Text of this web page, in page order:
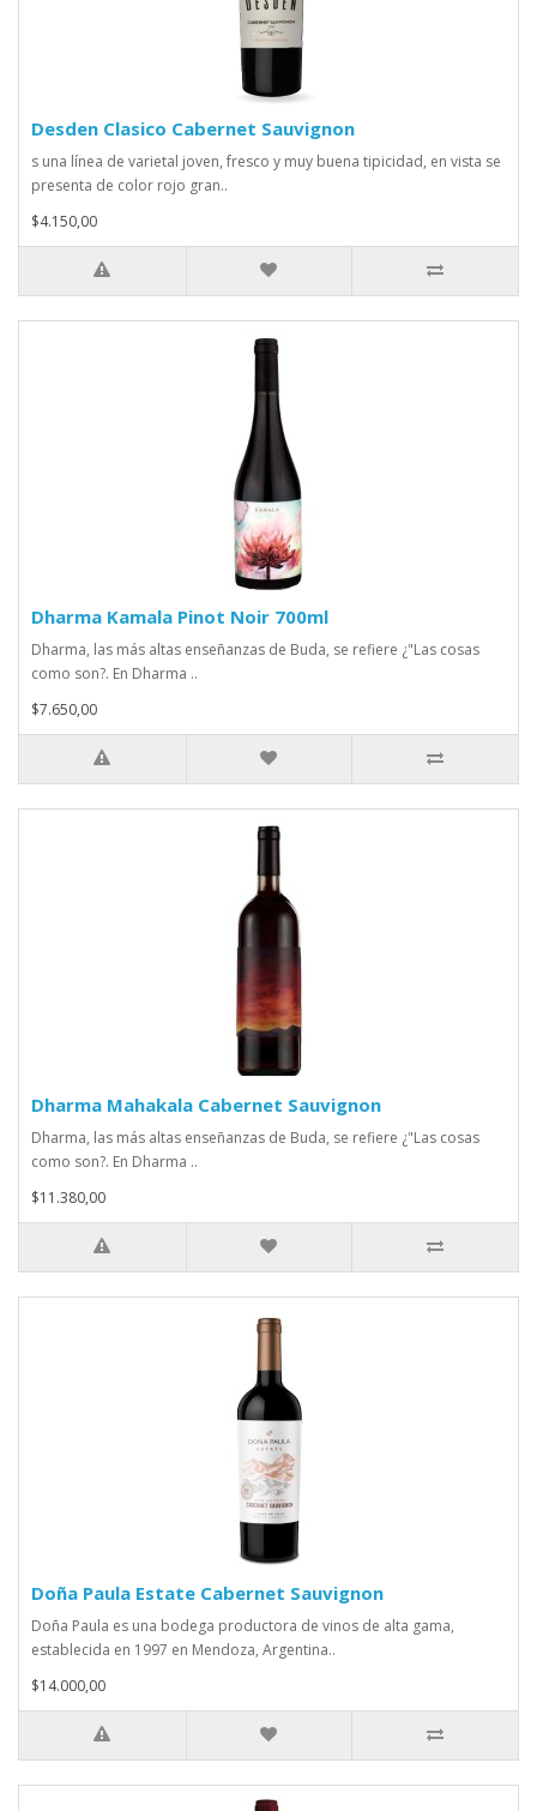
Desden Clasico Cabernet Sauvignon
s una línea de varietal joven, fresco y muy buena tipicidad, en vista se
presenta de color rojo gran..
$4.150,00
Dharma Kamala Pinot Noir 700ml
Dharma, las más altas enseñanzas de Buda, se refiere ¿"Las cosas
como son?. En Dharma ..
$7.650,00
Dharma Mahakala Cabernet Sauvignon
Dharma, las más altas enseñanzas de Buda, se refiere ¿"Las cosas
como son?. En Dharma ..
$11.380,00
Doña Paula Estate Cabernet Sauvignon
Doña Paula es una bodega productora de vinos de alta gama,
establecida en 1997 en Mendoza, Argentina..
$14.000,00